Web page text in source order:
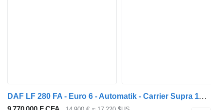
DAF LF 280 FA - Euro 6 - Automatik - Carrier Supra 1150